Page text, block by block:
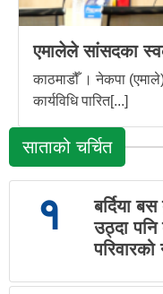
एमालेले सांसदका
काठमाडौँ । नेकपा
कार्यविधि पारित[...]
साताको चर्चित
१
बर्दिया
उठ्दा पनि
परिवारको